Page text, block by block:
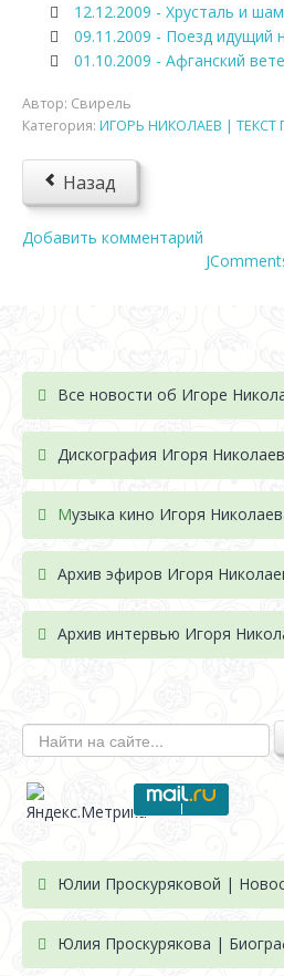
12.12.2009 - Хрусталь и
09.11.2009 - Поезд идущий
01.10.2009 - Афганский
Автор: Свирель
Категория: ИГОРЬ НИКОЛАЕВ | ТЕКСТ
Назад
Добавить комментарий
Все новости об Игоре
Дискография Игоря Николае
Музыка кино Игоря
Архив эфиров Игоря
Архив интервью Игоря
Юлии Проскуряковой |
Юлия Проскурякова |